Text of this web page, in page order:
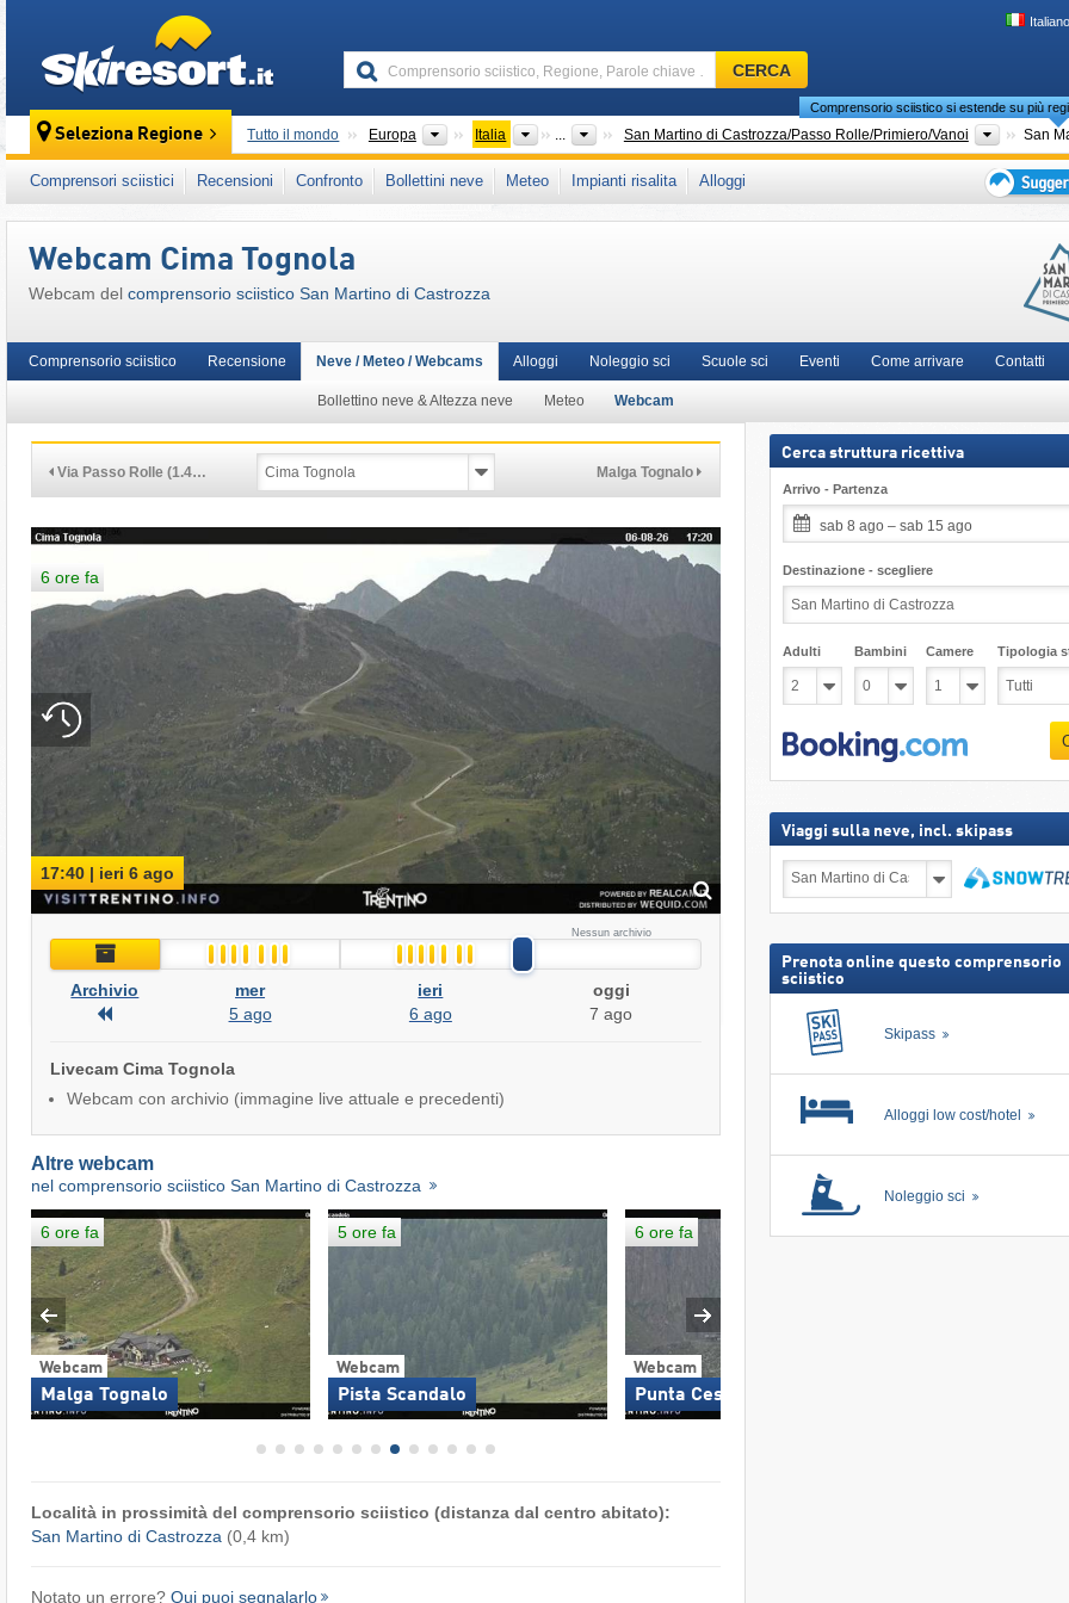
Italiano
Comprensorio
sciistico,
Parole
chiave
…
CERCA
Seleziona Regione Tutto il mondo Europa Continenti
Italia Paesi
... San Martino di Castrozza/Passo Rolle/Primiero/Vanoi Regioni
Comprensorio sciistico si estende su più
Questo comprensorio sciistico è presente anche in: Dolomiti di Fiemme Trento
Italia Settentrionale (Nord-est)
Alpi Orientali Meridionali Europa Meridionale,
Alpi Orientali, Alpi, Unione Europea
Comprensori sciistici Recensioni Confronto Bollettini neve Meteo Impianti risalita
Alloggi
sciistica
Webcam Cima Tognola
Webcam del comprensorio sciistico San Martino di Castrozza
Comprensorio sciistico Recensione Neve / Meteo / Webcams
Bollettino neve & Altezza neve Meteo Webcam
Alloggi Noleggio sci Scuole sci Eventi Come arrivare Contatti
Via Passo Rolle (1.4… Malga Tognalo
6 ore fa
17:40 | ieri 6 ago
Archivio
Nessun archivio
Archivio
Archivio
mer
5 ago
ieri
6 ago
oggi
7 ago
Livecam Cima Tognola
Webcam con archivio (immagine live attuale e precedenti)
Altre webcam
nel comprensorio sciistico San Martino di Castrozza
Webcam
Malga Tognalo
6 ore fa
Webcam
Pista Scandalo
5 ore fa
Webcam
Punta Ces
6 ore fa
Località in prossimità del comprensorio sciistico (distanza dal centro abitato):
San Martino di Castrozza(0,4 km)
Notato un errore? Qui puoi segnalarlo
Cerca struttura ricettiva
Arrivo - Partenza
sab 8 ago – sab 15 ago
Destinazione - scegliere
Adulti Bambini Camere Tipologia
Viaggi sulla neve, incl. skipass
sulla
Prenota online questo comprensorio
sciistico
Skipass
Alloggi low cost/hotel
Noleggio sci